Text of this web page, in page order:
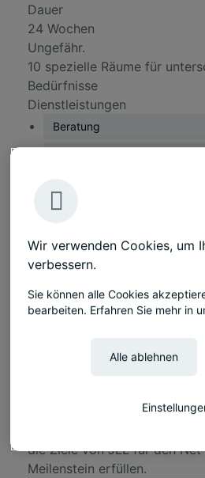
Dauer
24 Wochen
Ungefähr.
10 spezielle Räume für
Bedürfnisse
Dienstleistungen
Beratung
JLL strebte einen
intelligenten,
Arbeitsplatz an (Ziel: WELL
BREEAM Excellent). Die
Kreislaufwirtschaft, die
gebundenen Kohlenstoffs
Das Projekt sollte sowohl für
die Ziele von JLL für den
Meilenstein erfüllen.
Wir verwenden Cookies, um
verbessern.
Sie können alle Cookies
bearbeiten. Erfahren Sie mehr in
Alle ablehnen